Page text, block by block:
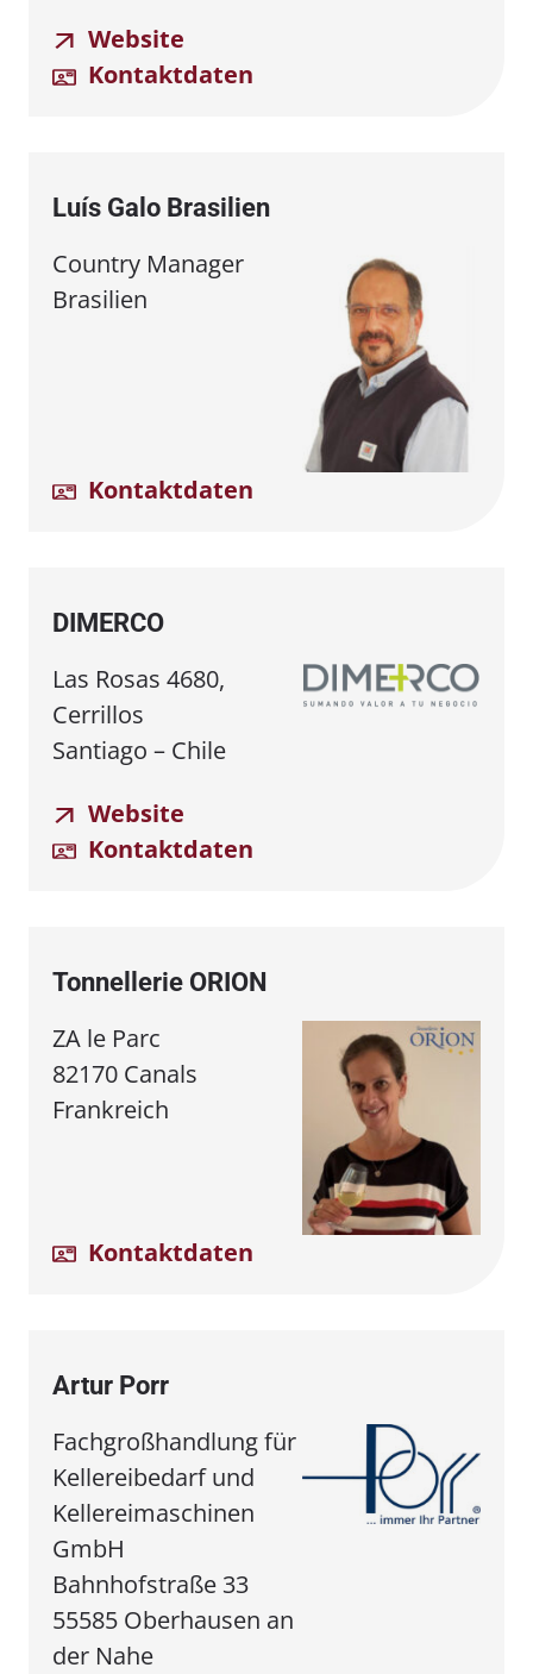
Website
Kontaktdaten
Luís Galo Brasilien
Country Manager
Brasilien
Kontaktdaten
DIMERCO
Las Rosas 4680,
Cerrillos
Santiago – Chile
Website
Kontaktdaten
Tonnellerie ORION
ZA le Parc
82170 Canals
Frankreich
Kontaktdaten
Artur Porr
Fachgroßhandlung für
Kellereibedarf und
Kellereimaschinen
GmbH
Bahnhofstraße 33
55585 Oberhausen an
der Nahe